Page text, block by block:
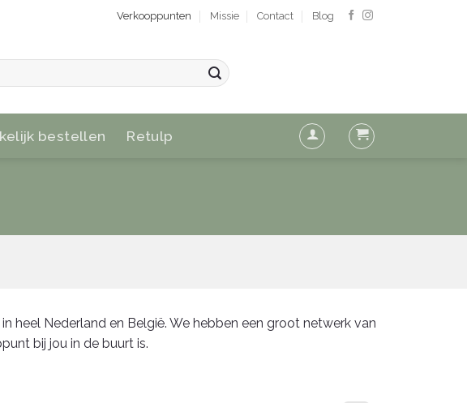
Verkooppunten Missie Contact Blog
bestellen Retulp
Nederland en België. We hebben een groot netwerk van
bij jou in de buurt is.